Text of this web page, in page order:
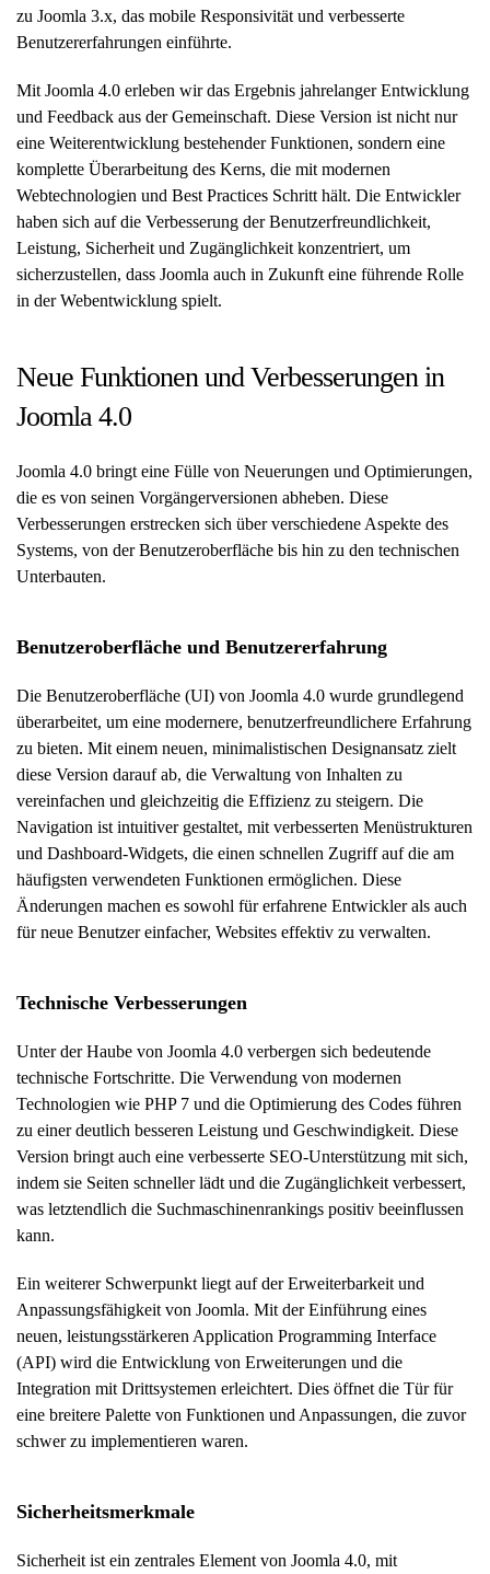
zu Joomla 3.x, das mobile Responsivität und verbesserte
Benutzererfahrungen einführte.
Mit Joomla 4.0 erleben wir das Ergebnis jahrelanger Entwicklung
und Feedback aus der Gemeinschaft. Diese Version ist nicht nur
eine Weiterentwicklung bestehender Funktionen, sondern eine
komplette Überarbeitung des Kerns, die mit modernen
Webtechnologien und Best Practices Schritt hält. Die Entwickler
haben sich auf die Verbesserung der Benutzerfreundlichkeit,
Leistung, Sicherheit und Zugänglichkeit konzentriert, um
sicherzustellen, dass Joomla auch in Zukunft eine führende Rolle
in der Webentwicklung spielt.
Neue Funktionen und Verbesserungen in
Joomla 4.0
Joomla 4.0 bringt eine Fülle von Neuerungen und Optimierungen,
die es von seinen Vorgängerversionen abheben. Diese
Verbesserungen erstrecken sich über verschiedene Aspekte des
Systems, von der Benutzeroberfläche bis hin zu den technischen
Unterbauten.
Benutzeroberfläche und Benutzererfahrung
Die Benutzeroberfläche (UI) von Joomla 4.0 wurde grundlegend
überarbeitet, um eine modernere, benutzerfreundlichere Erfahrung
zu bieten. Mit einem neuen, minimalistischen Designansatz zielt
diese Version darauf ab, die Verwaltung von Inhalten zu
vereinfachen und gleichzeitig die Effizienz zu steigern. Die
Navigation ist intuitiver gestaltet, mit verbesserten Menüstrukturen
und Dashboard-Widgets, die einen schnellen Zugriff auf die am
häufigsten verwendeten Funktionen ermöglichen. Diese
Änderungen machen es sowohl für erfahrene Entwickler als auch
für neue Benutzer einfacher, Websites effektiv zu verwalten.
Technische Verbesserungen
Unter der Haube von Joomla 4.0 verbergen sich bedeutende
technische Fortschritte. Die Verwendung von modernen
Technologien wie PHP 7 und die Optimierung des Codes führen
zu einer deutlich besseren Leistung und Geschwindigkeit. Diese
Version bringt auch eine verbesserte SEO-Unterstützung mit sich,
indem sie Seiten schneller lädt und die Zugänglichkeit verbessert,
was letztendlich die Suchmaschinenrankings positiv beeinflussen
kann.
Ein weiterer Schwerpunkt liegt auf der Erweiterbarkeit und
Anpassungsfähigkeit von Joomla. Mit der Einführung eines
neuen, leistungsstärkeren Application Programming Interface
(API) wird die Entwicklung von Erweiterungen und die
Integration mit Drittsystemen erleichtert. Dies öffnet die Tür für
eine breitere Palette von Funktionen und Anpassungen, die zuvor
schwer zu implementieren waren.
Sicherheitsmerkmale
Sicherheit ist ein zentrales Element von Joomla 4.0, mit